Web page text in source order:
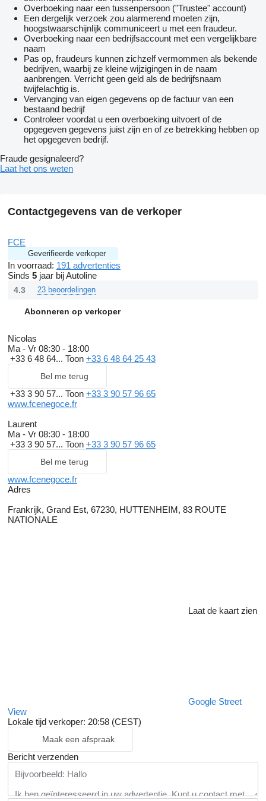
Overboeking naar een tussenpersoon ("Trustee" account)
Een dergelijk verzoek zou alarmerend moeten zijn,
hoogstwaarschijnlijk communiceert u met een fraudeur.
Overboeking naar een bedrijfsaccount met een vergelijkbare
naam
Pas op, fraudeurs kunnen zichzelf vermommen als bekende
bedrijven, waarbij ze kleine wijzigingen in de naam
aanbrengen. Verricht geen geld als de bedrijfsnaam
twijfelachtig is.
Vervanging van eigen gegevens op de factuur van een
bestaand bedrijf
Controleer voordat u een overboeking uitvoert of de
opgegeven gegevens juist zijn en of ze betrekking hebben op
het opgegeven bedrijf.
Fraude gesignaleerd?
Laat het ons weten
Contactgegevens van de verkoper
FCE
Geverifieerde verkoper
In voorraad: 191 advertenties
Sinds 5 jaar bij Autoline
4.3 23 beoordelingen
Abonneren op verkoper
Nicolas
Ma - Vr 08:30 - 18:00
+33 6 48 64... Toon +33 6 48 64 25 43
Bel me terug
+33 3 90 57... Toon +33 3 90 57 96 65
www.fcenegoce.fr
Laurent
Ma - Vr 08:30 - 18:00
+33 3 90 57... Toon +33 3 90 57 96 65
Bel me terug
www.fcenegoce.fr
Adres
Frankrijk, Grand Est, 67230, HUTTENHEIM, 83 ROUTE
NATIONALE
Laat de kaart zien
Google Street
View
Lokale tijd verkoper: 20:58 (CEST)
Maak een afspraak
Bericht verzenden